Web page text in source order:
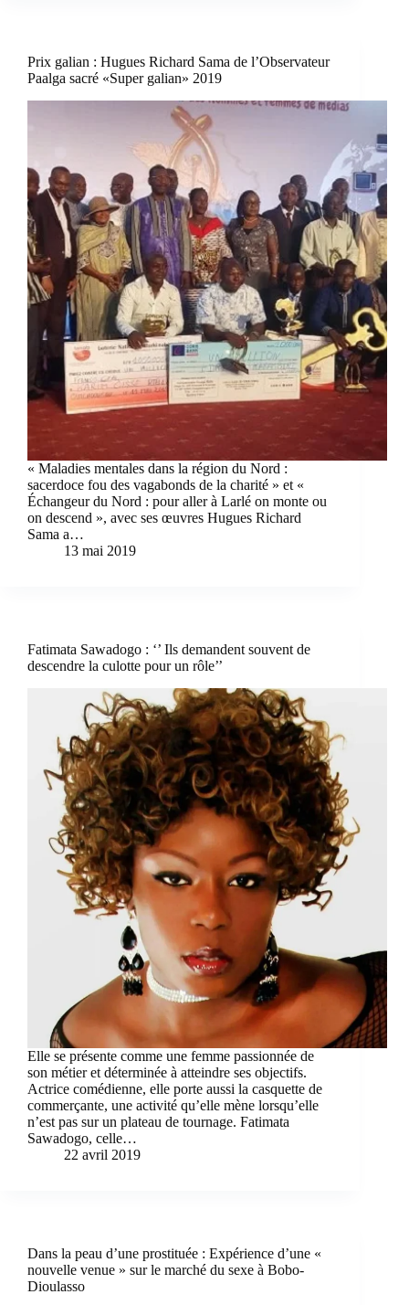
Prix galian : Hugues Richard Sama de l’Observateur
Paalga sacré «Super galian» 2019
« Maladies mentales dans la région du Nord :
sacerdoce fou des vagabonds de la charité » et «
Échangeur du Nord : pour aller à Larlé on monte ou
on descend », avec ses œuvres Hugues Richard
Sama a…
13 mai 2019
Fatimata Sawadogo : ‘’ Ils demandent souvent de
descendre la culotte pour un rôle’’
Elle se présente comme une femme passionnée de
son métier et déterminée à atteindre ses objectifs.
Actrice comédienne, elle porte aussi la casquette de
commerçante, une activité qu’elle mène lorsqu’elle
n’est pas sur un plateau de tournage. Fatimata
Sawadogo, celle…
22 avril 2019
Dans la peau d’une prostituée : Expérience d’une «
nouvelle venue » sur le marché du sexe à Bobo-
Dioulasso